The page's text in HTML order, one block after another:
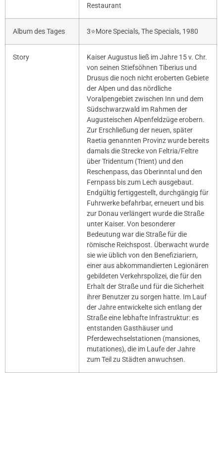
Restaurant
Album des Tages 3⭐️More Specials, The Specials, 1980
Story
Kaiser Augustus ließ im Jahre 15 v. Chr.
von seinen Stiefsöhnen Tiberius und
Drusus die noch nicht eroberten Gebiete
der Alpen und das nördliche
Voralpengebiet zwischen Inn und dem
Südschwarzwald im Rahmen der
Augusteischen Alpenfeldzüge erobern.
Zur Erschließung der neuen, später
Raetia genannten Provinz wurde bereits
damals die Strecke von Feltria/Feltre
über Tridentum (Trient) und den
Reschenpass, das Oberinntal und den
Fernpass bis zum Lech ausgebaut.
Endgültig fertiggestellt, durchgängig für
Fuhrwerke befahrbar, erneuert und bis
zur Donau verlängert wurde die Straße
unter Kaiser. Von besonderer
Bedeutung war die Straße für die
römische Reichspost. Überwacht wurde
sie wie üblich von den Benefiziariern,
einer aus abkommandierten Legionären
gebildeten Verkehrspolizei, die für den
Erhalt der Straße und für die Sicherheit
ihrer Benutzer zu sorgen hatte. Im Lauf
der Jahre entwickelte sich entlang der
Straße eine lebhafte Infrastruktur: es
entstanden Gasthäuser und
Pferdewechselstationen (mansiones,
mutationes), die im Laufe der Jahre
zum Teil zu Städten anwuchsen.